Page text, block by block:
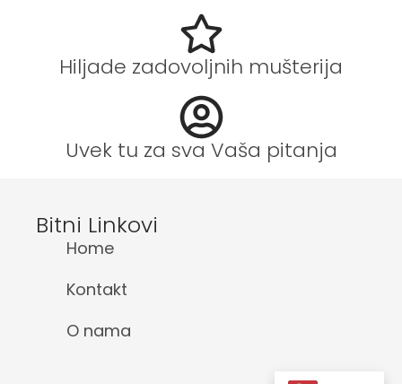
Hiljade zadovoljnih mušterija
Uvek tu za sva Vaša pitanja
Bitni Linkovi
Home
Kontakt
O nama